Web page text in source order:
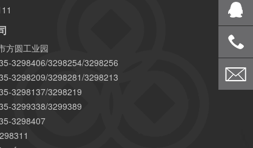
方圆工业园
3298406/3298254/3298256
3298209/3298281/3298213
3298137/3298219
3299338/3299389
3298407